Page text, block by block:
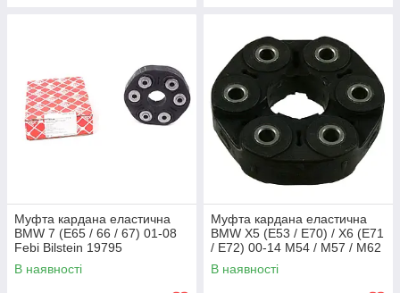
Муфта кардана еластична
BMW 7 (E65 / 66 / 67) 01-08
Febi Bilstein 19795
В наявності
Муфта кардана еластична
BMW X5 (E53 / E70) / X6 (E71
/ E72) 00-14 M54 / M57 / M62
/ N54 / N62 Febi Bilstein
19888
В наявності